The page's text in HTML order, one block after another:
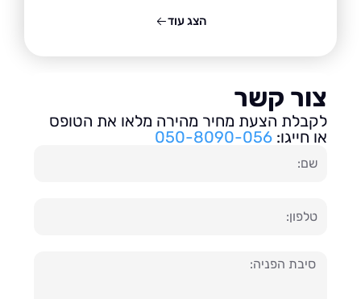
קשר
הצעת מחיר מהירה מלאו את הטופס
חייגו:050-8090-056